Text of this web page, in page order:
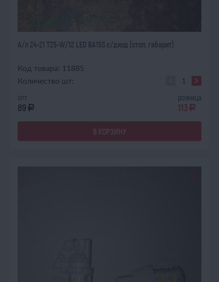
ОЖИДАЕТ ПОСТУПЛЕНИЯ
А/л 24-21 Т25-W/12 LED ВА15S с/диод (стоп, габарит)
Код товара: 11885
Количество шт:
опт
89 a
розница
113 a
В КОРЗИНУ